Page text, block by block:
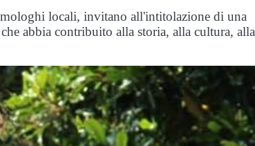
locali, invitano all'intitolazione di una
abbia contribuito alla storia, alla cultura, alla